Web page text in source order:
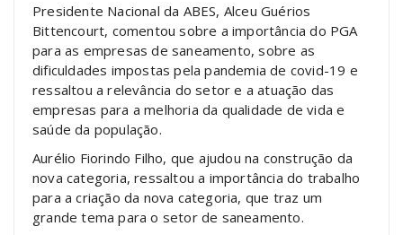
Presidente Nacional da ABES, Alceu Guérios
Bittencourt, comentou sobre a importância do PGA
para as empresas de saneamento, sobre as
dificuldades impostas pela pandemia de covid-19 e
ressaltou a relevância do setor e a atuação das
empresas para a melhoria da qualidade de vida e
saúde da população.
Aurélio Fiorindo Filho, que ajudou na construção da
nova categoria, ressaltou a importância do trabalho
para a criação da nova categoria, que traz um
grande tema para o setor de saneamento.